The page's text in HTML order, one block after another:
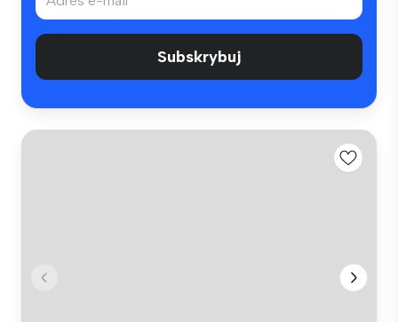
Subskrybuj